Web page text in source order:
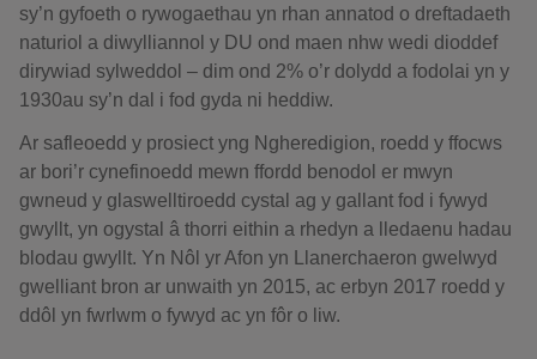
sy’n gyfoeth o rywogaethau yn rhan annatod o dreftadaeth
naturiol a diwylliannol y DU ond maen nhw wedi dioddef
dirywiad sylweddol – dim ond 2% o’r dolydd a fodolai yn y
1930au sy’n dal i fod gyda ni heddiw.
Ar safleoedd y prosiect yng Ngheredigion, roedd y ffocws
ar bori’r cynefinoedd mewn ffordd benodol er mwyn
gwneud y glaswelltiroedd cystal ag y gallant fod i fywyd
gwyllt, yn ogystal â thorri eithin a rhedyn a lledaenu hadau
blodau gwyllt. Yn Nôl yr Afon yn Llanerchaeron gwelwyd
gwelliant bron ar unwaith yn 2015, ac erbyn 2017 roedd y
ddôl yn fwrlwm o fywyd ac yn fôr o liw.